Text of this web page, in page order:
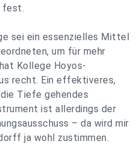
fest.
sei ein essenzielles Mittel
um für mehr
Kollege Hoyos-
recht. Ein effektiveres,
Tiefe gehendes
ist allerdings der
– da wird mir
ja wohl zustimmen.